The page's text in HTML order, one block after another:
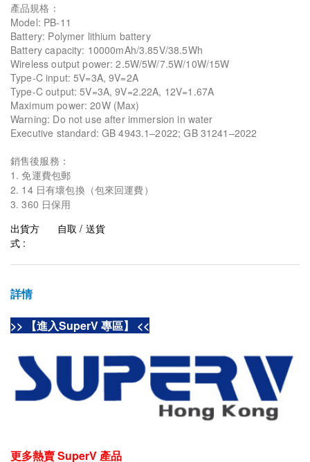
產品規格：
Model: PB-11
Battery: Polymer lithium battery
Battery capacity: 10000mAh/3.85V/38.5Wh
Wireless output power: 2.5W/5W/7.5W/10W/15W
Type-C input: 5V=3A, 9V=2A
Type-C output: 5V=3A, 9V=2.22A, 12V=1.67A
Maximum power: 20W (Max)
Warning: Do not use after immersion in water
Executive standard: GB 4943.1–2022; GB 31241–2022
銷售後服務：
1. 免運費包郵
2. 14 日有壞包換（包來回運費）
3. 360 日保用
出貨方
式 :
自取 / 送貨
詳情
>> 【進入SuperV 專區】 <<
更多熱賣 SuperV 產品